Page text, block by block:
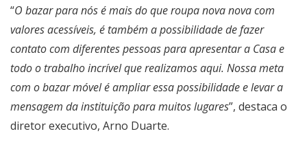
“O bazar para nós é mais do que roupa nova nova com
valores acessíveis, é também a possibilidade de fazer
contato com diferentes pessoas para apresentar a Casa e
todo o trabalho incrível que realizamos aqui. Nossa meta
com o bazar móvel é ampliar essa possibilidade e levar a
mensagem da instituição para muitos lugares”, destaca o
diretor executivo, Arno Duarte.